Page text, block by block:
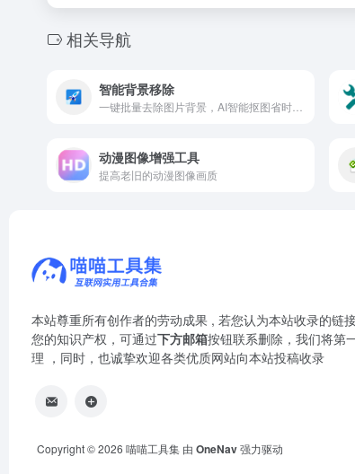
相关导航
智能背景移除
动漫图像增强工具
提高老旧的动漫图像画质
本站尊重所有创作者的劳动成果 , 若您认为本站收录的链
您的知识产权，可通过下方邮箱按钮联系删除，我们将第
理 ，同时，也诚挚欢迎各类优质网站向本站投稿收录
Copyright © 2026 喵喵工具集 由 OneNav强力驱动